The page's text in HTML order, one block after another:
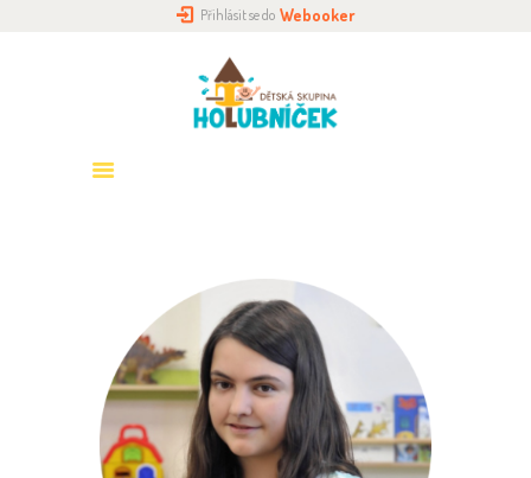
Přihlásit se do Webooker